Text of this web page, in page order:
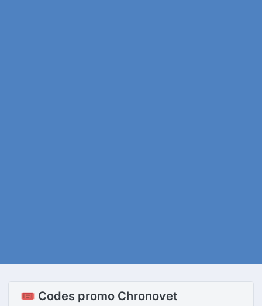
🎟️ Codes promo Chronovet